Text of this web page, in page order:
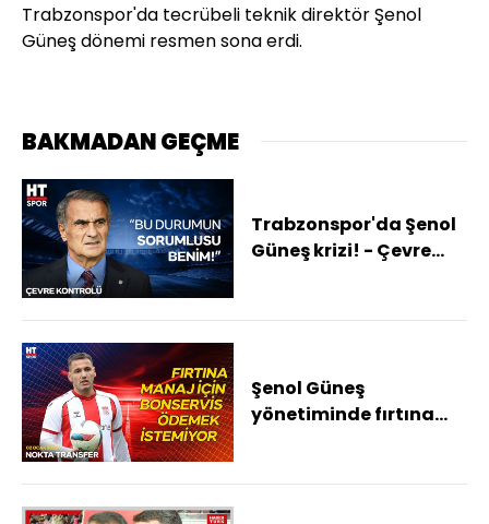
Trabzonspor'da tecrübeli teknik direktör Şenol
Güneş dönemi resmen sona erdi.
BAKMADAN GEÇME
Trabzonspor'da Şenol
Güneş krizi! - Çevre
Şenol Güneş
yönetiminde fırtına